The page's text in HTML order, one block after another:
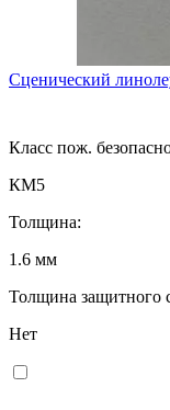
Сценический
Класс пож.
КМ5
Толщина:
1.6 мм
Толщина защитного
Нет